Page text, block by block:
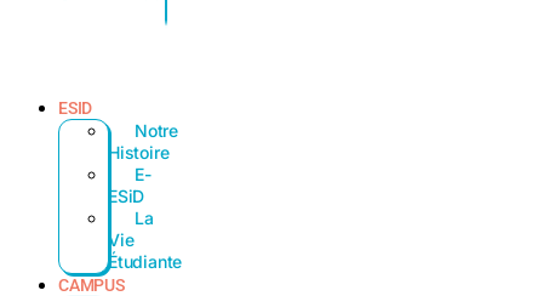
ESID
Notre
Histoire
E-
ESiD
La
Vie
Étudiante
CAMPUS